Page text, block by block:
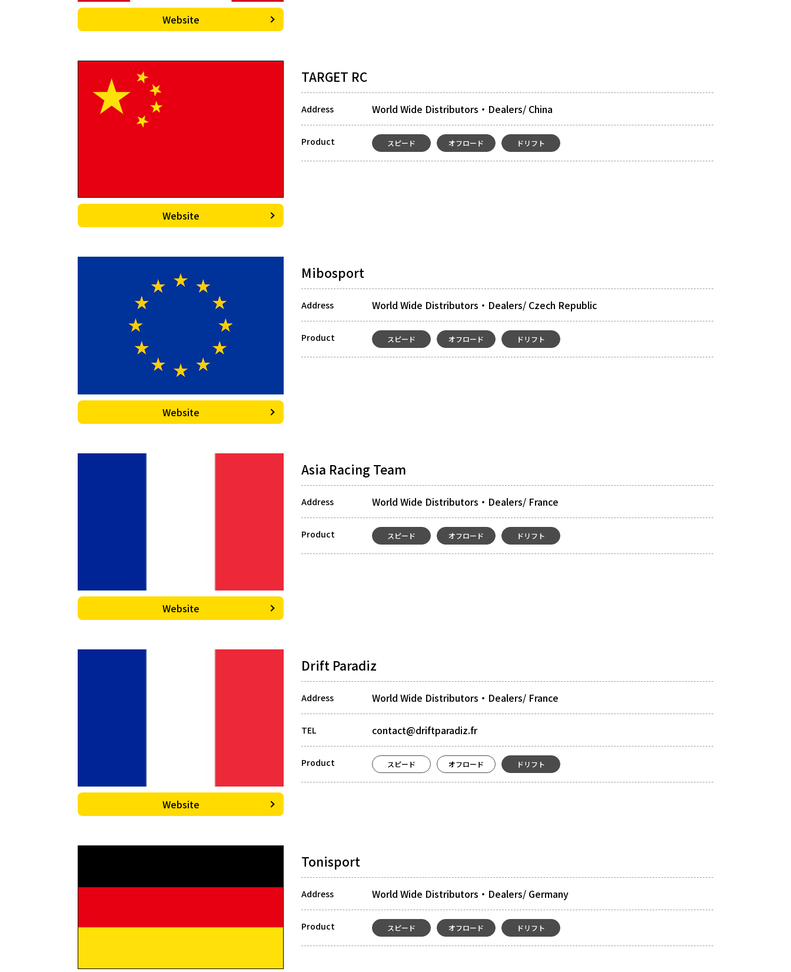
Website
Website
TARGET RC
Address World Wide Distributors・Dealers/ China
Product スピード オフロード ドリフト
Website
Mibosport
Address World Wide Distributors・Dealers/ Czech Republic
Product スピード オフロード ドリフト
Website
Asia Racing Team
Address World Wide Distributors・Dealers/ France
Product スピード オフロード ドリフト
Website
Drift Paradiz
Address World Wide Distributors・Dealers/ France
TEL contact@driftparadiz.fr
Product スピード オフロード ドリフト
Tonisport
Address World Wide Distributors・Dealers/ Germany
Product スピード オフロード ドリフト